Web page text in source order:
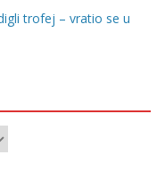
trofej – vratio se u